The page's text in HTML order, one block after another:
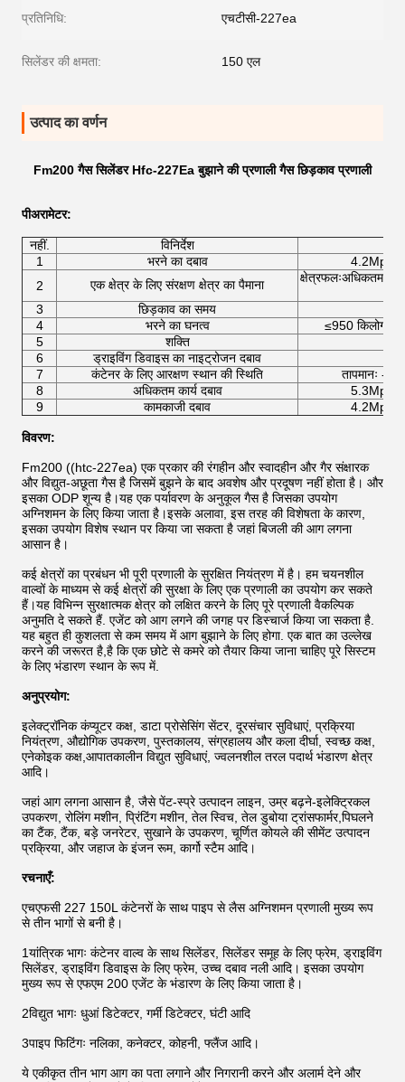
प्रतिनिधि: एचटीसी-227ea
सिलेंडर की क्षमता: 150 एल
उत्पाद का वर्णन
Fm200 गैस सिलेंडर Hfc-227Ea बुझाने की प्रणाली गैस छिड़काव प्रणाली
पीअरामेटर:
नहीं. विनिर्देश
1
भरने का दबाव
4.2Mpa
2
एक क्षेत्र के लिए संरक्षण क्षेत्र का पैमाना
क्षेत्रफलःअधिकतम
3
छिड़काव का समय
4
भरने का घनत्व
≤950 किलोग्राम/
5
शक्ति
6
ड्राइविंग डिवाइस का नाइट्रोजन दबाव
7
कंटेनर के लिए आरक्षण स्थान की स्थिति
तापमानः -
8
अधिकतम कार्य दबाव
5.3Mpa
9
कामकाजी दबाव 4.2Mpa
विवरण:
Fm200 ((htc-227ea) एक प्रकार की रंगहीन और स्वादहीन और गैर संक्षारक
और विद्युत-अछूता गैस है जिसमें बुझने के बाद अवशेष और प्रदूषण नहीं होता है। और
इसका ODP शून्य है।यह एक पर्यावरण के अनुकूल गैस है जिसका उपयोग
अग्निशमन के लिए किया जाता है।इसके अलावा, इस तरह की विशेषता के कारण,
इसका उपयोग विशेष स्थान पर किया जा सकता है जहां बिजली की आग लगना
आसान है।
कई क्षेत्रों का प्रबंधन भी पूरी प्रणाली के सुरक्षित नियंत्रण में है। हम चयनशील
वाल्वों के माध्यम से कई क्षेत्रों की सुरक्षा के लिए एक प्रणाली का उपयोग कर सकते
हैं।यह विभिन्न सुरक्षात्मक क्षेत्र को लक्षित करने के लिए पूरे प्रणाली वैकल्पिक
अनुमति दे सकते हैं. एजेंट को आग लगने की जगह पर डिस्चार्ज किया जा सकता है.
यह बहुत ही कुशलता से कम समय में आग बुझाने के लिए होगा. एक बात का उल्लेख
करने की जरूरत है,है कि एक छोटे से कमरे को तैयार किया जाना चाहिए पूरे सिस्टम
के लिए भंडारण स्थान के रूप में.
अनुप्रयोग:
इलेक्ट्रॉनिक कंप्यूटर कक्ष, डाटा प्रोसेसिंग सेंटर, दूरसंचार सुविधाएं, प्रक्रिया
नियंत्रण, औद्योगिक उपकरण, पुस्तकालय, संग्रहालय और कला दीर्घा, स्वच्छ कक्ष,
एनेकोइक कक्ष,आपातकालीन विद्युत सुविधाएं, ज्वलनशील तरल पदार्थ भंडारण क्षेत्र
आदि।
जहां आग लगना आसान है, जैसे पेंट-स्प्रे उत्पादन लाइन, उम्र बढ़ने-इलेक्ट्रिकल
उपकरण, रोलिंग मशीन, प्रिंटिंग मशीन, तेल स्विच, तेल डुबोया ट्रांसफार्मर,पिघलने
का टैंक, टैंक, बड़े जनरेटर, सुखाने के उपकरण, चूर्णित कोयले की सीमेंट उत्पादन
प्रक्रिया, और जहाज के इंजन रूम, कार्गो स्टैम आदि।
रचनाएँ:
एचएफसी 227 150L कंटेनरों के साथ पाइप से लैस अग्निशमन प्रणाली मुख्य रूप
से तीन भागों से बनी है।
1यांत्रिक भागः कंटेनर वाल्व के साथ सिलेंडर, सिलेंडर समूह के लिए फ्रेम, ड्राइविंग
सिलेंडर, ड्राइविंग डिवाइस के लिए फ्रेम, उच्च दबाव नली आदि। इसका उपयोग
मुख्य रूप से एफएम 200 एजेंट के भंडारण के लिए किया जाता है।
2विद्युत भागः धुआं डिटेक्टर, गर्मी डिटेक्टर, घंटी आदि
3पाइप फिटिंगः नलिका, कनेक्टर, कोहनी, फ्लैंज आदि।
ये एकीकृत तीन भाग आग का पता लगाने और निगरानी करने और अलार्म देने और